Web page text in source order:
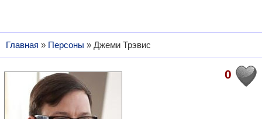
Главная » Персоны » Джеми Трэвис
0